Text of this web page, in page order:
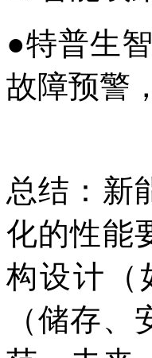
●特普生
故障预警
总结：新
化的性能
构设计（
（储存